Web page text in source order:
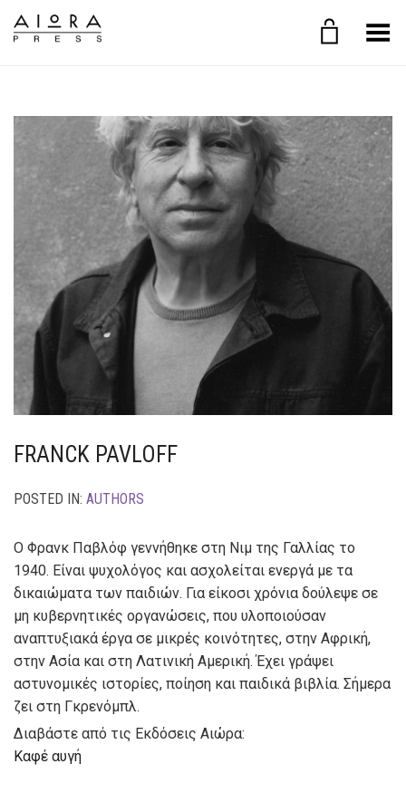
Toggle Menu
FRANCK PAVLOFF
POSTED IN: AUTHORS
Ο Φρανκ Παβλόφ γεννήθηκε στη Νιμ της Γαλλίας το
1940. Είναι ψυχολόγος και ασχολείται ενεργά με τα
δικαιώματα των παιδιών. Για είκοσι χρόνια δούλεψε σε
μη κυβερνητικές οργανώσεις, που υλο­ποιούσαν
αναπτυξιακά έργα σε μικρές κοινότητες, στην Αφρική,
στην Ασία και στη Λατινική Αμερική. Έχει γράψει
αστυνομικές ιστορίες, ποίηση και παιδικά βιβλία. Σήμερα
ζει στη Γκρενόμπλ.
Διαβάστε από τις Εκδόσεις Αιώρα:
Καφέ αυγή